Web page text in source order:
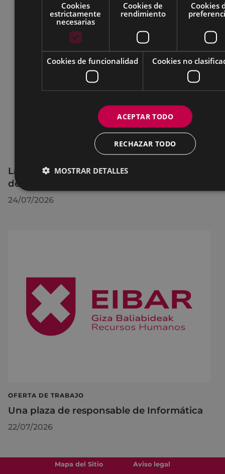
La OMIC permanecerá cerrada hasta el 24
de agosto
24/07/2026
OFERTA DE TRABAJO
Una plaza de responsable de Informática
22/07/2026
Mapa del Sitio
Aviso legal
Cookies
estrictamente
necesarias
Cookies de
rendimiento
Cookies
Cookies de funcionalidad Cookies no
ACEPTAR TODO
RECHAZAR TODO
MOSTRAR DETALLES